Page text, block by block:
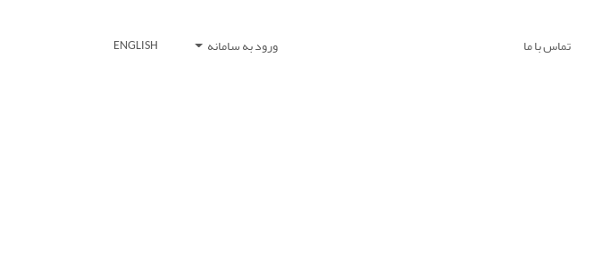
تماس با ما ورود به سامانه ENGLISH